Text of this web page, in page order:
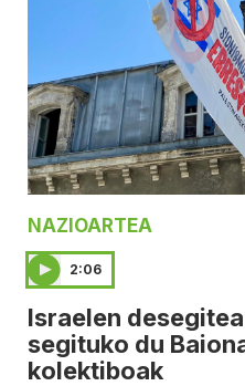
NAZIOARTEA
2:06
Israelen
segituko du
kolektiboak